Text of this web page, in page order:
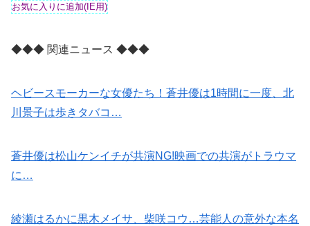
◆◆◆ 関連ニュース ◆◆◆
ヘビースモーカーな女優たち！蒼井優は1時間に一度、北
川景子は歩きタバコ…
蒼井優は松山ケンイチが共演NG!映画での共演がトラウマ
に…
綾瀬はるかに黒木メイサ、柴咲コウ…芸能人の意外な本名